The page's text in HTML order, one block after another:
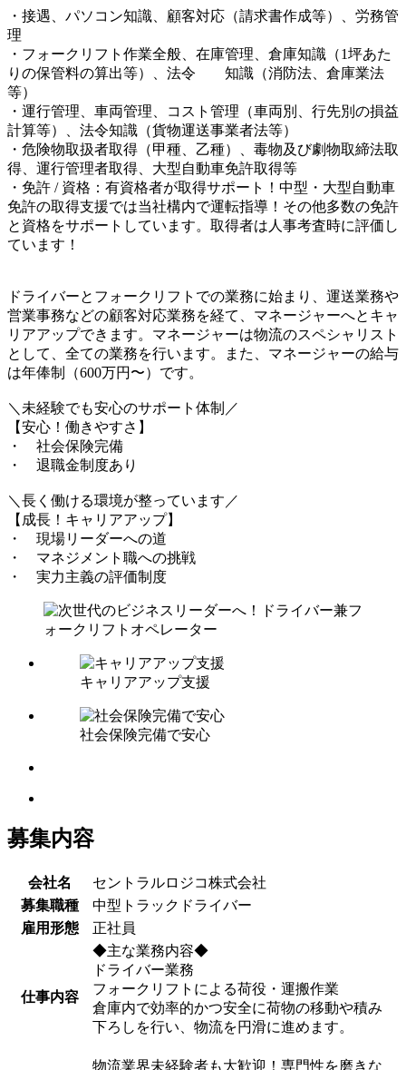
・接遇、パソコン知識、顧客対応（請求書作成等）、労務管
理
・フォークリフト作業全般、在庫管理、倉庫知識（1坪あた
りの保管料の算出等）、法令 知識（消防法、倉庫業法
等）
・運行管理、車両管理、コスト管理（車両別、行先別の損益
計算等）、法令知識（貨物運送事業者法等）
・危険物取扱者取得（甲種、乙種）、毒物及び劇物取締法取
得、運行管理者取得、大型自動車免許取得等
・免許 / 資格：有資格者が取得サポート！中型・大型自動車
免許の取得支援では当社構内で運転指導！その他多数の免許
と資格をサポートしています。取得者は人事考査時に評価し
ています！
ドライバーとフォークリフトでの業務に始まり、運送業務や
営業事務などの顧客対応業務を経て、マネージャーへとキャ
リアアップできます。マネージャーは物流のスペシャリスト
として、全ての業務を行います。また、マネージャーの給与
は年俸制（600万円〜）です。
＼未経験でも安心のサポート体制／
【安心！働きやすさ】
・ 社会保険完備
・ 退職金制度あり
＼長く働ける環境が整っています／
【成長！キャリアアップ】
・ 現場リーダーへの道
・ マネジメント職への挑戦
・ 実力主義の評価制度
キャリアアップ支援
社会保険完備で安心
募集内容
会社名
セントラルロジコ株式会社
募集職種
中型トラックドライバー
雇用形態
正社員
仕事内容
◆主な業務内容◆
ドライバー業務
フォークリフトによる荷役・運搬作業
倉庫内で効率的かつ安全に荷物の移動や積み
下ろしを行い、物流を円滑に進めます。
物流業界未経験者も大歓迎！専門性を磨きな